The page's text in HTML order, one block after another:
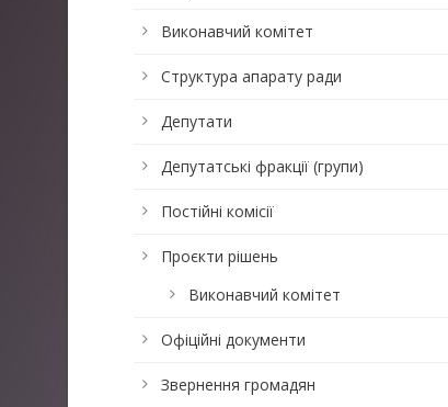
Виконавчий комітет
Структура апарату ради
Депутати
Депутатські фракції (групи)
Постійні комісії
Проєкти рішень
Виконавчий комітет
Офіційні документи
Звернення громадян